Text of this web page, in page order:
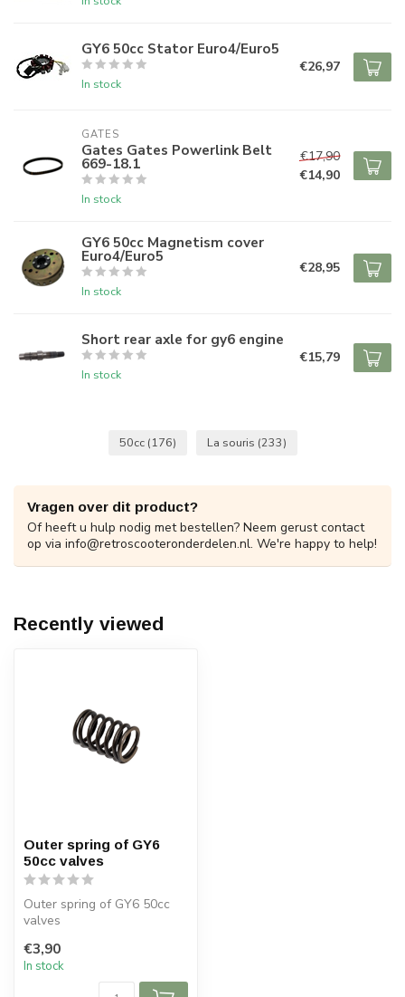
GY6 50cc Stator Euro4/Euro5
In stock
€26,97
GATES
Gates Gates Powerlink Belt
669-18.1
In stock
€17,90
€14,90
GY6 50cc Magnetism cover
Euro4/Euro5
In stock
€28,95
Short rear axle for gy6 engine
In stock
€15,79
50cc (176) La souris (233)
Vragen over dit product?
Of heeft u hulp nodig met bestellen? Neem gerust contact
op via info@retroscooteronderdelen.nl. We're happy to help!
Recently viewed
Outer spring of GY6
50cc valves
Outer spring of GY6 50cc
valves
€3,90
In stock